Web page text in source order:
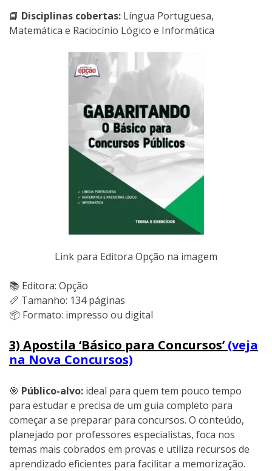
📘 Disciplinas cobertas: Língua Portuguesa,
Matemática e Raciocínio Lógico e Informática
Link para Editora Opção na imagem
📚 Editora: Opção
📏 Tamanho: 134 páginas
📦 Formato: impresso ou digital
3) Apostila ‘Básico para Concursos’ (veja
na Nova Concursos)
🎯 Público-alvo: ideal para quem tem pouco tempo
para estudar e precisa de um guia completo para
começar a se preparar para concursos. O conteúdo,
planejado por professores especialistas, foca nos
temas mais cobrados em provas e utiliza recursos de
aprendizado eficientes para facilitar a memorização.